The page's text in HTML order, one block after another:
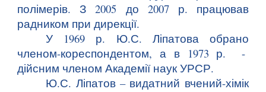
полімерів. З 2005 до 2007 р. працював
радником при дирекції.
У 1969 р. Ю.С. Ліпатова обрано
членом-кореспондентом, а в 1973 р. -
дійсним членом Академії наук УРСР.
Ю.С. Ліпатов – видатний вчений-хімік